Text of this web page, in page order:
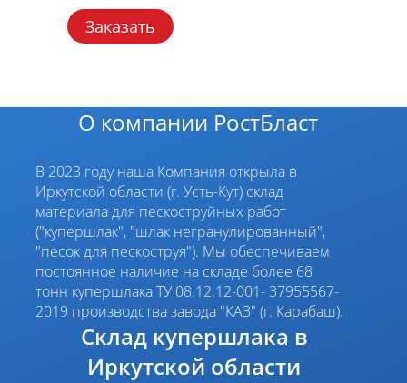
Заказать
О компании РостБласт
В 2023 году наша Компания открыла в
Иркутской области (г. Усть-Кут) склад
материала для пескоструйных работ
("купершлак", "шлак негранулированный",
"песок для пескоструя"). Мы обеспечиваем
постоянное наличие на складе более 68
тонн купершлака ТУ 08.12.12-001- 37955567-
2019 производства завода "КАЗ" (г. Карабаш).
Склад купершлака в
Иркутской области